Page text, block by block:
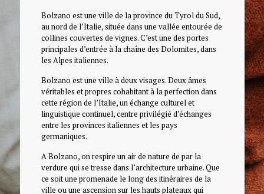
Bolzano est une ville de la province du Tyrol du Sud,
au nord de l’Italie, située dans une vallée entourée de
collines couvertes de vignes. C’est une des portes
principales d’entrée à la chaîne des Dolomites, dans
les Alpes italiennes.
Bolzano est une ville à deux visages. Deux âmes
véritables et propres cohabitant à la perfection dans
cette région de l’Italie, un échange culturel et
linguistique continuel, centre privilégié d’échanges
entre les provinces italiennes et les pays
germaniques.
A Bolzano, on respire un air de nature de par la
verdure qui se tresse dans l’architecture urbaine. Que
ce soit une promenade le long des itinéraires de la
ville ou une ascension sur les hauts plateaux qui